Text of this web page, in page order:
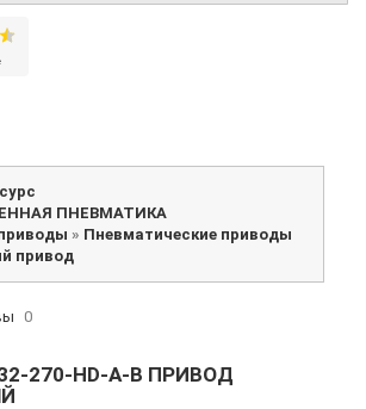
ПНЕВМАТИКА
» Пневматические приводы
привод
0
32-270-HD-A-B ПРИВОД